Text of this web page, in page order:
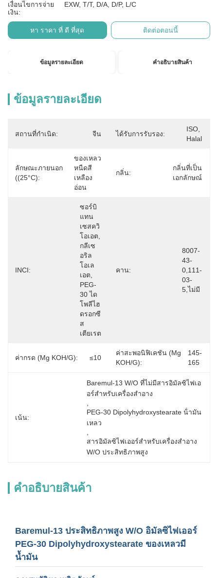
เงื่อนไขการจ่าย
เงิน:
EXW, T/T, D/A, D/P, L/C
หา ราคา ที่ ดี ที่สุด ติดต่อตอนนี้
ข้อมูลรายละเอียด คําอธิบายสินค้า
ข้อมูลรายละเอียด
สถานที่กำเนิด: จีน ได้รับการรับรอง:
ISO,
Halal
ลักษณะภายนอก
((25°C):
ของเหลว
หนืดสี
เหลือง
อ่อน
กลิ่น:
กลิ่นที่เป็น
เอกลักษณ์
INCI:
ซอร์บิ
แทน
เซสควิ
โอเอต,
กลีเซ
อริล
โอเล
เอต,
PEG-
30 ได
โพลีไฮ
ดรอกซี
ส
เตียเรต
คาน:
8007-
43-
0,111-
03-
5,ไม่มี
ค่ากรด (mg KOH/g): ≤10
ค่าสะพอนิฟิเคชัน (mg
KOH/g):
145-
165
เน้น:
Baremul-13 W/O ที่ไม่มีสารอิมัลซิไฟเอ
อร์สำหรับเครื่องสำอาง
PEG-30 Dipolyhydroxystearate น้ํามัน
เหลว
สารอิมัลซิไฟเออร์สำหรับเครื่องสำอาง
W/O ประสิทธิภาพสูง
คําอธิบายสินค้า
Baremul-13 ประสิทธิภาพสูง W/O อิมัลซิไฟเออร์
PEG-30 Dipolyhydroxystearate ของเหลวมี
น้ำมัน